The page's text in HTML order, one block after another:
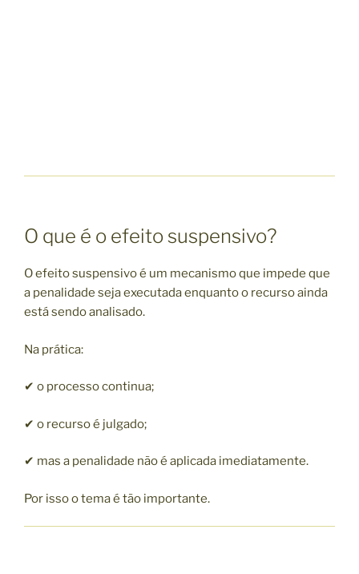
O que é o efeito suspensivo?
O efeito suspensivo é um mecanismo que impede que
a penalidade seja executada enquanto o recurso ainda
está sendo analisado.
Na prática:
✔ o processo continua;
✔ o recurso é julgado;
✔ mas a penalidade não é aplicada imediatamente.
Por isso o tema é tão importante.